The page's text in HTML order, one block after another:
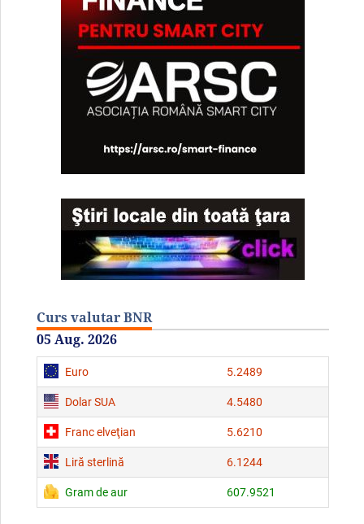
Curs valutar BNR
05 Aug. 2026
Euro 5.2489
Dolar SUA 4.5480
Franc elveţian 5.6210
Liră sterlină 6.1244
Gram de aur 607.9521